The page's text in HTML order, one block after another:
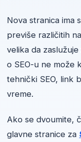
Nova stranica ima
previše različitih
velika da
o SEO-u ne može
tehnički SEO, link
vreme.
Ako se dvoumite,
glavne stranice za